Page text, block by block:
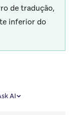
de tradução,
inferior do
AI